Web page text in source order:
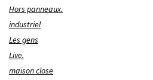
Hors panneaux.
industriel
Les gens
Live.
maison close